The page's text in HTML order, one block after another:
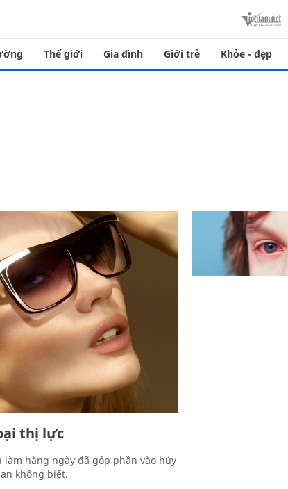
Thế giới Gia đình Giới trẻ Khỏe - đẹp
thị lực
hàng ngày đã góp phần vào hủy
không biết.